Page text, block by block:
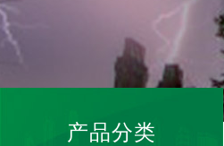
产品分类